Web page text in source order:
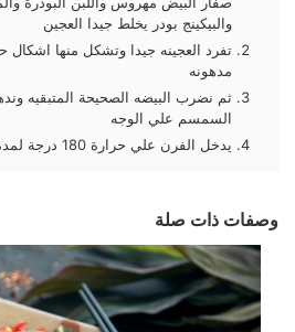
والبيكينج بودر يخلط جيدا العجين
تفرد العجينه جيدا وتشكل منها
مدهونه
ثم نضرب البيضه الصحيحة المتبقيه
السمسم علي الوجه
يدخل الفرن علي حرارة 180 درجة لمدة 20 دقيقة
وصفات ذات صلة